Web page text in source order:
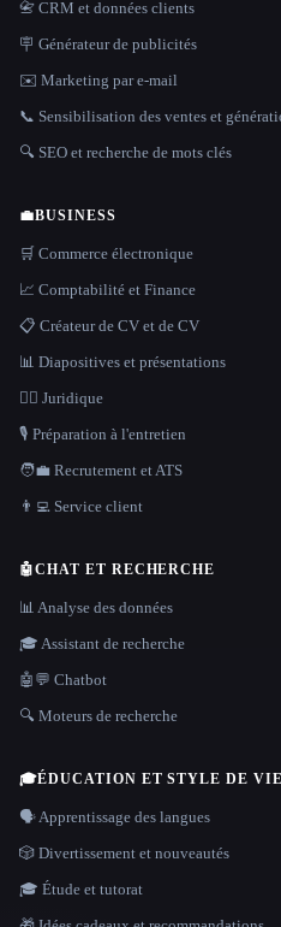
📇 CRM et données clients
🪧 Générateur de publicités
✉️ Marketing par e-mail
📞 Sensibilisation des ventes et
🔍 SEO et recherche de mots clés
💼BUSINESS
🛒 Commerce électronique
📈 Comptabilité et Finance
📋 Créateur de CV et de CV
📊 Diapositives et présentations
👩‍⚖️ Juridique
🎙️ Préparation à l'entretien
🧑‍💼 Recrutement et ATS
👨‍💻 Service client
🤖CHAT ET RECHERCHE
📊 Analyse des données
🎓 Assistant de recherche
🤖💬 Chatbot
🔍 Moteurs de recherche
🎓ÉDUCATION ET STYLE DE VIE
🗣️ Apprentissage des langues
🎲 Divertissement et nouveautés
🎓 Étude et tutorat